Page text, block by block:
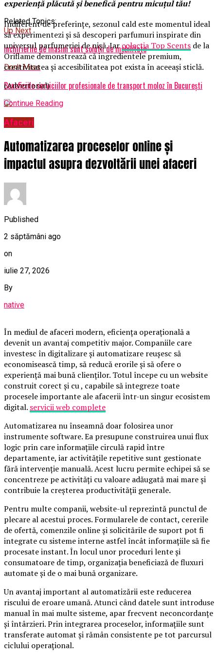
experiență plăcută și benefică pentru micuțul tău!
Related Topics:
Up Next
Inchirierile de masini sunt solutii de mobilitate
Don't Miss
Beneficiile serviciilor profesionale de transport moloz în București
Indiferent de preferințe, sezonul cald este momentul ideal
să experimentezi și să descoperi parfumuri inspirate din
universul parfumeriei de nișă. Iarcolecția Top Scents de la
Oriflame demonstrează că ingredientele premium,
creativitatea și accesibilitatea pot exista în aceeași sticlă.
(Advertorial)
Continue Reading
Afaceri
Automatizarea proceselor online și
impactul asupra dezvoltării unei afaceri
Published
2 săptămâni ago
on
iulie 27, 2026
By
native
În mediul de afaceri modern, eficiența operațională a
devenit un avantaj competitiv major. Companiile care
investesc în digitalizare și automatizare reușesc să
economisească timp, să reducă erorile și să ofere o
experiență mai bună clienților. Totul începe cu un website
construit corect și cu , capabile să integreze toate
procesele importante ale afacerii într-un singur ecosistem
digital. servicii web complete
Automatizarea nu înseamnă doar folosirea unor
instrumente software. Ea presupune construirea unui flux
logic prin care informațiile circulă rapid între
departamente, iar activitățile repetitive sunt gestionate
fără intervenție manuală. Acest lucru permite echipei să se
concentreze pe activități cu valoare adăugată mai mare și
contribuie la creșterea productivității generale.
Pentru multe companii, website-ul reprezintă punctul de
plecare al acestui proces. Formularele de contact, cererile
de ofertă, comenzile online și solicitările de suport pot fi
integrate cu sisteme interne astfel încât informațiile să fie
procesate instant. În locul unor proceduri lente și
consumatoare de timp, organizația beneficiază de fluxuri
automate și de o mai bună organizare.
Un avantaj important al automatizării este reducerea
riscului de eroare umană. Atunci când datele sunt introduse
manual în mai multe sisteme, apar frecvent neconcordanțe
și întârzieri. Prin integrarea proceselor, informațiile sunt
transferate automat și rămân consistente pe tot parcursul
ciclului operațional.